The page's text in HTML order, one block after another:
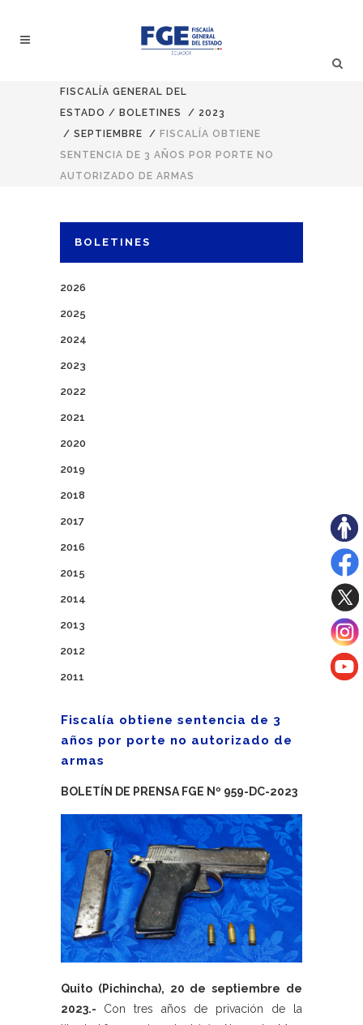
FISCALÍA GENERAL DEL
ESTADO / BOLETINES / 2023
/ SEPTIEMBRE / FISCALÍA OBTIENE
SENTENCIA DE 3 AÑOS POR PORTE NO
AUTORIZADO DE ARMAS
BOLETINES
2026
2025
2024
2023
2022
2021
2020
2019
2018
2017
2016
2015
2014
2013
2012
2011
Fiscalía obtiene sentencia de 3
años por porte no autorizado de
armas
BOLETÍN DE PRENSA FGE Nº 959-DC-2023
Quito (Pichincha), 20 de septiembre de
2023.- Con tres años de privación de la